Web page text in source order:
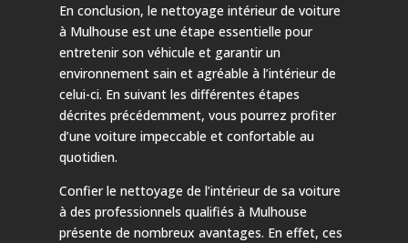
En conclusion, le nettoyage intérieur de voiture
à Mulhouse est une étape essentielle pour
entretenir son véhicule et garantir un
environnement sain et agréable à l’intérieur de
celui-ci. En suivant les différentes étapes
décrites précédemment, vous pourrez profiter
d’une voiture impeccable et confortable au
quotidien.
Confier le nettoyage de l’intérieur de sa voiture
à des professionnels qualifiés à Mulhouse
présente de nombreux avantages. En effet, ces